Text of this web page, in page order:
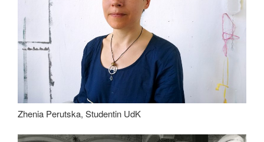
Zhenia Perutska, Studentin UdK